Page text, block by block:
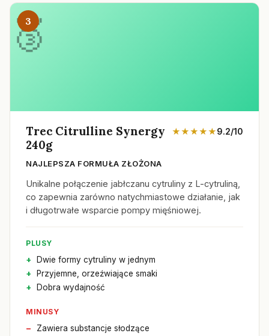
3
Trec Citrulline Synergy
240g
★★★★★9.2/10
NAJLEPSZA FORMUŁA ZŁOŻONA
Unikalne połączenie jabłczanu cytruliny z L-cytruliną,
co zapewnia zarówno natychmiastowe działanie, jak
i długotrwałe wsparcie pompy mięśniowej.
PLUSY
Dwie formy cytruliny w jednym
Przyjemne, orzeźwiające smaki
Dobra wydajność
MINUSY
Zawiera substancje słodzące